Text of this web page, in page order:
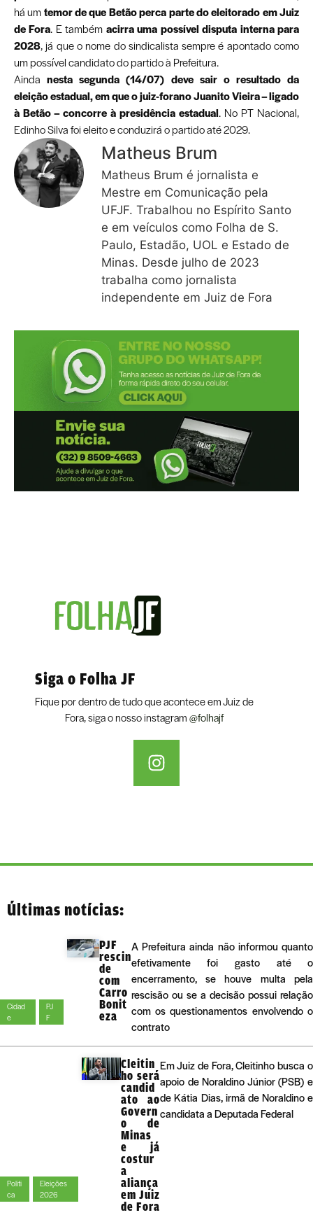
há umtemor de que Betão perca parte do eleitorado em Juiz
de Fora. E também acirra uma possível disputa interna para
2028, já que o nome do sindicalista sempre é apontado como
um possível candidato do partido à Prefeitura.
Ainda nesta segunda (14/07) deve sair o resultado da
eleição estadual, em que o juiz-forano Juanito Vieira – ligado
à Betão – concorre à presidência estadual. No PT Nacional,
Edinho Silva foi eleito e conduzirá o partido até 2029.
Matheus Brum
Matheus Brum é jornalista e
Mestre em Comunicação pela
UFJF. Trabalhou no Espírito Santo
e em veículos como Folha de S.
Paulo, Estadão, UOL e Estado de
Minas. Desde julho de 2023
trabalha como jornalista
independente em Juiz de Fora
Siga o Folha JF
Fique por dentro de tudo que acontece em Juiz de
Fora, siga o nosso instagram@folhajf
Últimas notícias:
Cidad
e
PJ
F
PJF
rescin
de
com
Carro
Bonit
eza
A Prefeitura ainda não informou quanto
efetivamente foi gasto até o
encerramento, se houve multa pela
rescisão ou se a decisão possui relação
com os questionamentos envolvendo o
contrato
Políti
ca
Eleições
2026
Cleitin
ho será
candid
ato ao
Govern
o de
Minas
e já
costur
a
aliança
em Juiz
de Fora
Em Juiz de Fora, Cleitinho busca o
apoio de Noraldino Júnior (PSB) e
de Kátia Dias, irmã de Noraldino e
candidata a Deputada Federal